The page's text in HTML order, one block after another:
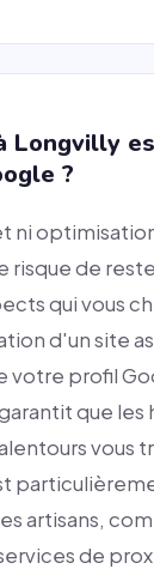
Longvilly
?
ni
risque de
qui vous
d'un site
votre profil
que les
vous
artisans,
de